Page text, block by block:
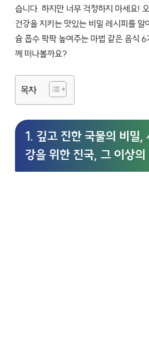
습니다. 하지만 너무 걱정하지 마세요!
건강을 지키는 맛있는 비밀 레시피를 알
슘 흡수 팍팍 높여주는 마법 같은 음식
께 떠나볼까요?
목차
1. 깊고 진한 국물의 비밀,
강을 위한 진국, 그 이상의